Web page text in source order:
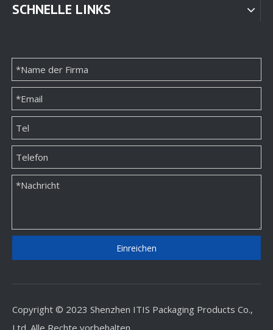
SCHNELLE LINKS
Einreichen
Copyright © 2023 Shenzhen ITIS Packaging Products Co.,
Ltd. Alle Rechte vorbehalten.